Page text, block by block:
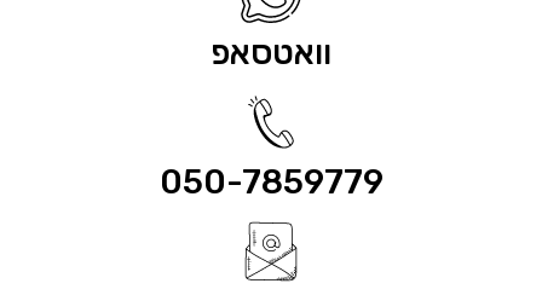
וואטסאפ
050-7859779